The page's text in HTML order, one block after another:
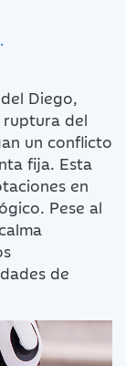
Diego,
ruptura del
un conflicto
fija. Esta
en
Pese al
de